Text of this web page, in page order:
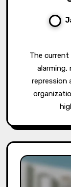
The current situation of human rights in Peru is
alarming,
repression